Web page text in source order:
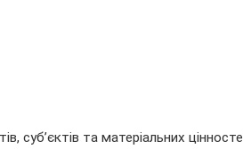
та матеріальних